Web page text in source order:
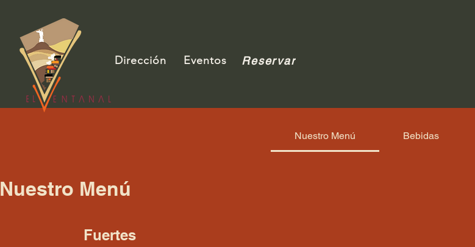
Dirección Eventos Reservar
Nuestro Menú Bebidas
Nuestro Menú
Fuertes